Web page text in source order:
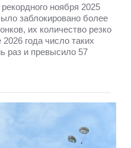
ноября 2025
заблокировано более
их количество резко
года число таких
раз и превысило 57